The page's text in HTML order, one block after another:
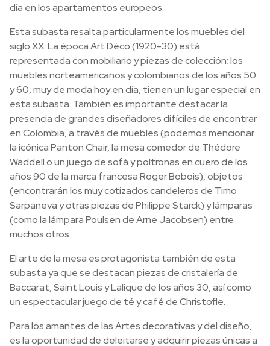
día en los apartamentos europeos.
Esta subasta resalta particularmente los muebles del
siglo XX. La época Art Déco (1920-30) está
representada con mobiliario y piezas de colección; los
muebles norteamericanos y colombianos de los años 50
y 60, muy de moda hoy en día, tienen un lugar especial en
esta subasta. También es importante destacar la
presencia de grandes diseñadores difíciles de encontrar
en Colombia, a través de muebles (podemos mencionar
la icónica Panton Chair, la mesa comedor de Thédore
Waddell o un juego de sofá y poltronas en cuero de los
años 90 de la marca francesa Roger Bobois), objetos
(encontrarán los muy cotizados candeleros de Timo
Sarpaneva y otras piezas de Philippe Starck) y lámparas
(como la lámpara Poulsen de Arne Jacobsen) entre
muchos otros.
El arte de la mesa es protagonista también de esta
subasta ya que se destacan piezas de cristalería de
Baccarat, Saint Louis y Lalique de los años 30, así como
un espectacular juego de té y café de Christofle.
Para los amantes de las Artes decorativas y del diseño,
es la oportunidad de deleitarse y adquirir piezas únicas a